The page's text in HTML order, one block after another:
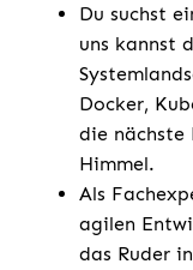
Du suchst
uns kannst
Docker,
die nächste
Himmel.
Als
agilen
das Ruder